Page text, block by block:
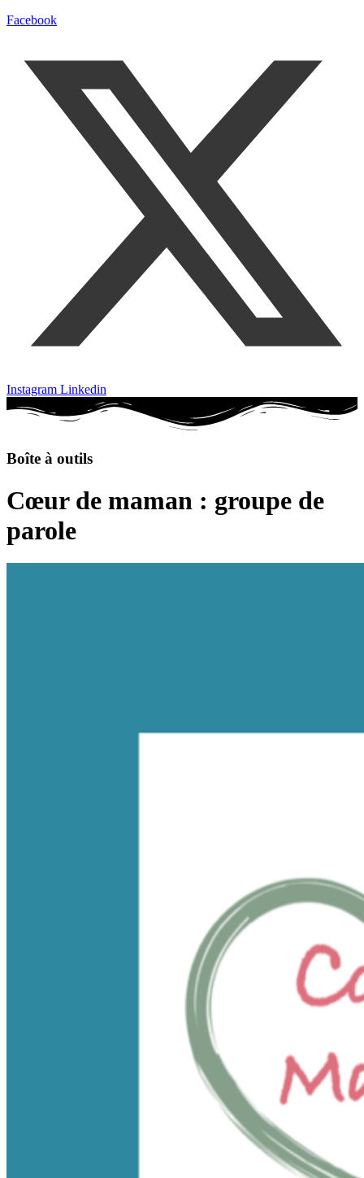
Facebook
Instagram Linkedin
Boîte à outils
Cœur de maman : groupe de
parole